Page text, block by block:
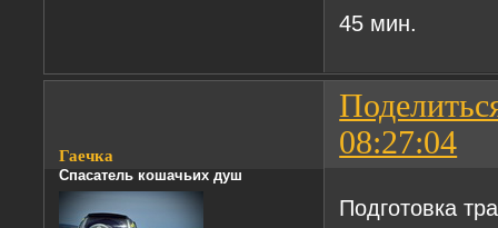
45 мин.
08:27:04
Гаечка
Спасатель кошачьих душ
Подготовка